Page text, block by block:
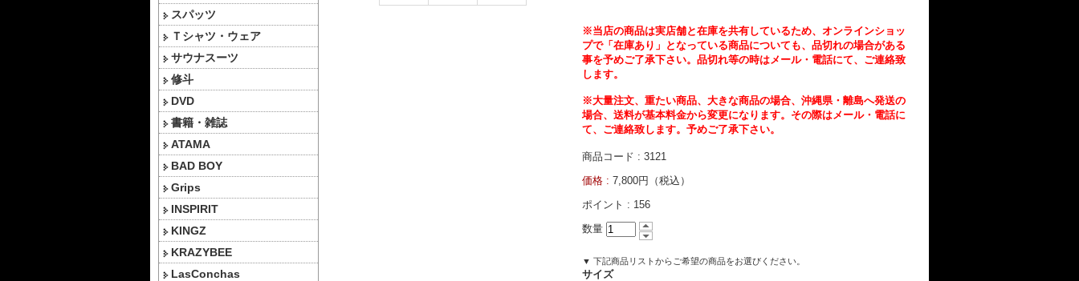
スパッツ
Ｔシャツ・ウェア
サウナスーツ
修斗
DVD
書籍・雑誌
ATAMA
BAD BOY
Grips
INSPIRIT
KINGZ
KRAZYBEE
LasConchas
※当店の商品は実店舗と在庫を共有しているため、オンラインショッ
プで「在庫あり」となっている商品についても、品切れの場合がある
事を予めご了承下さい。品切れ等の時はメール・電話にて、ご連絡致
します。
※大量注文、重たい商品、大きな商品の場合、沖縄県・離島へ発送の
場合、送料が基本料金から変更になります。その際はメール・電話に
て、ご連絡致します。予めご了承下さい。
商品コード : 3121
価格 : 7,800円（税込）
ポイント : 156
数量
▼ 下記商品リストからご希望の商品をお選びください。
サイズ